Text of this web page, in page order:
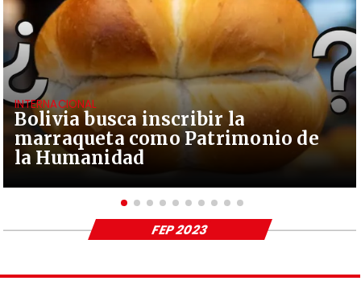
Bolivia busca inscribir la
marraqueta como Patrimonio de
la Humanidad
INTERNACIONAL
FEP 2023